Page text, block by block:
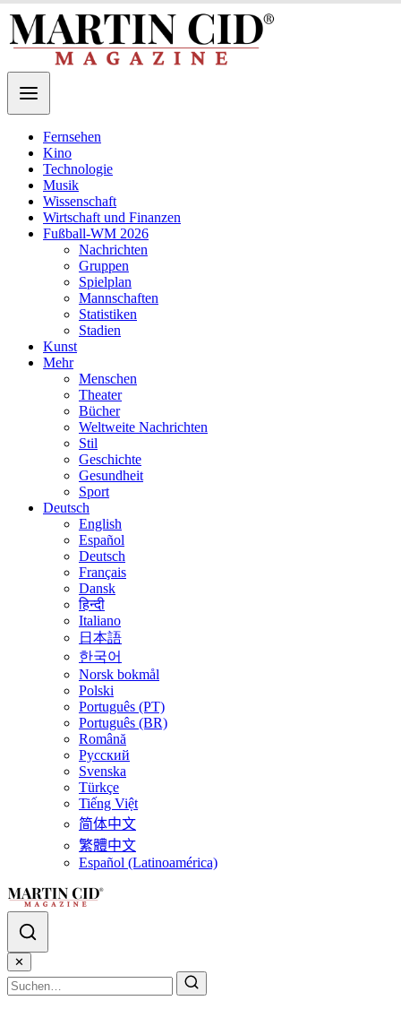
Fernsehen
Kino
Technologie
Musik
Wissenschaft
Wirtschaft und Finanzen
Fußball-WM 2026
Nachrichten
Gruppen
Spielplan
Mannschaften
Statistiken
Stadien
Kunst
Mehr
Menschen
Theater
Bücher
Weltweite Nachrichten
Stil
Geschichte
Gesundheit
Sport
Deutsch
English
Español
Deutsch
Français
Dansk
हिन्दी
Italiano
日本語
한국어
Norsk bokmål
Polski
Português (PT)
Português (BR)
Română
Русский
Svenska
Türkçe
Tiếng Việt
简体中文
繁體中文
Español (Latinoamérica)
✕